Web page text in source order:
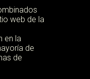
web de la
en la
de
de